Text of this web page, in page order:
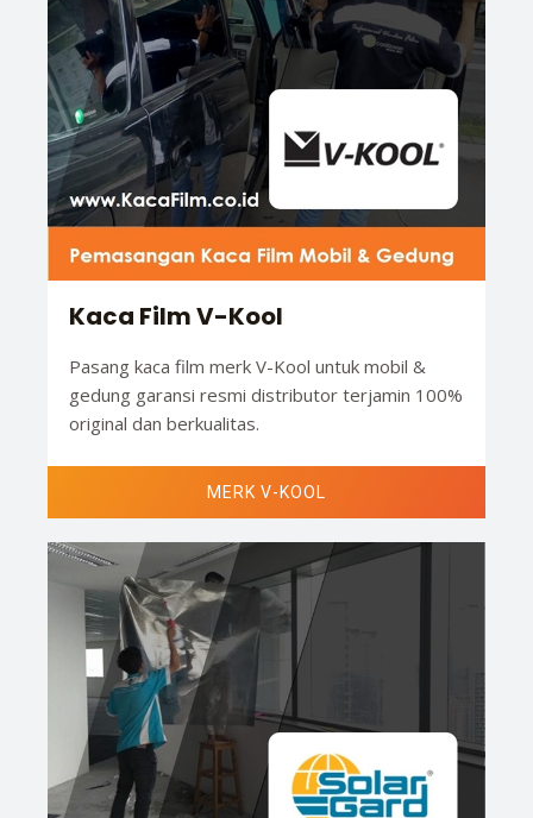
Kaca Film V-Kool
Pasang kaca film merk V-Kool untuk mobil &
gedung garansi resmi distributor terjamin 100%
original dan berkualitas.
MERK V-KOOL